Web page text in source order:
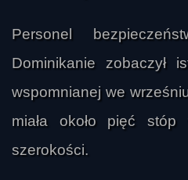
Personel
Dominikanie zobaczył
wspomnianej we
miała około pięć
szerokości.